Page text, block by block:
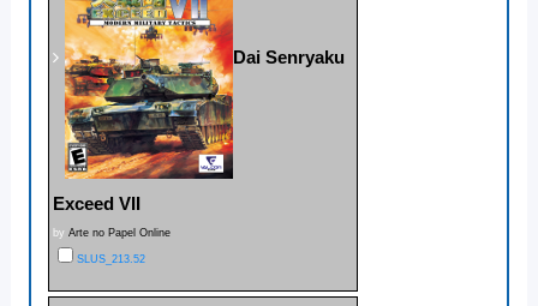
Dai Senryaku
Exceed VII
by Arte no Papel Online
SLUS_213.52